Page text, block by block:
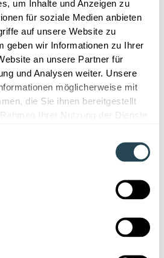
um Inhalte und Anzeigen zu
für soziale Medien anbieten
auf unsere Website zu
geben wir Informationen zu Ihrer
an unsere Partner für
und Analysen weiter. Unsere
möglicherweise mit
die Sie ihnen bereitgestellt
Ihrer Nutzung der Dienste
und
Management:
Geschwindigkeit
Management bildet die
werden klar